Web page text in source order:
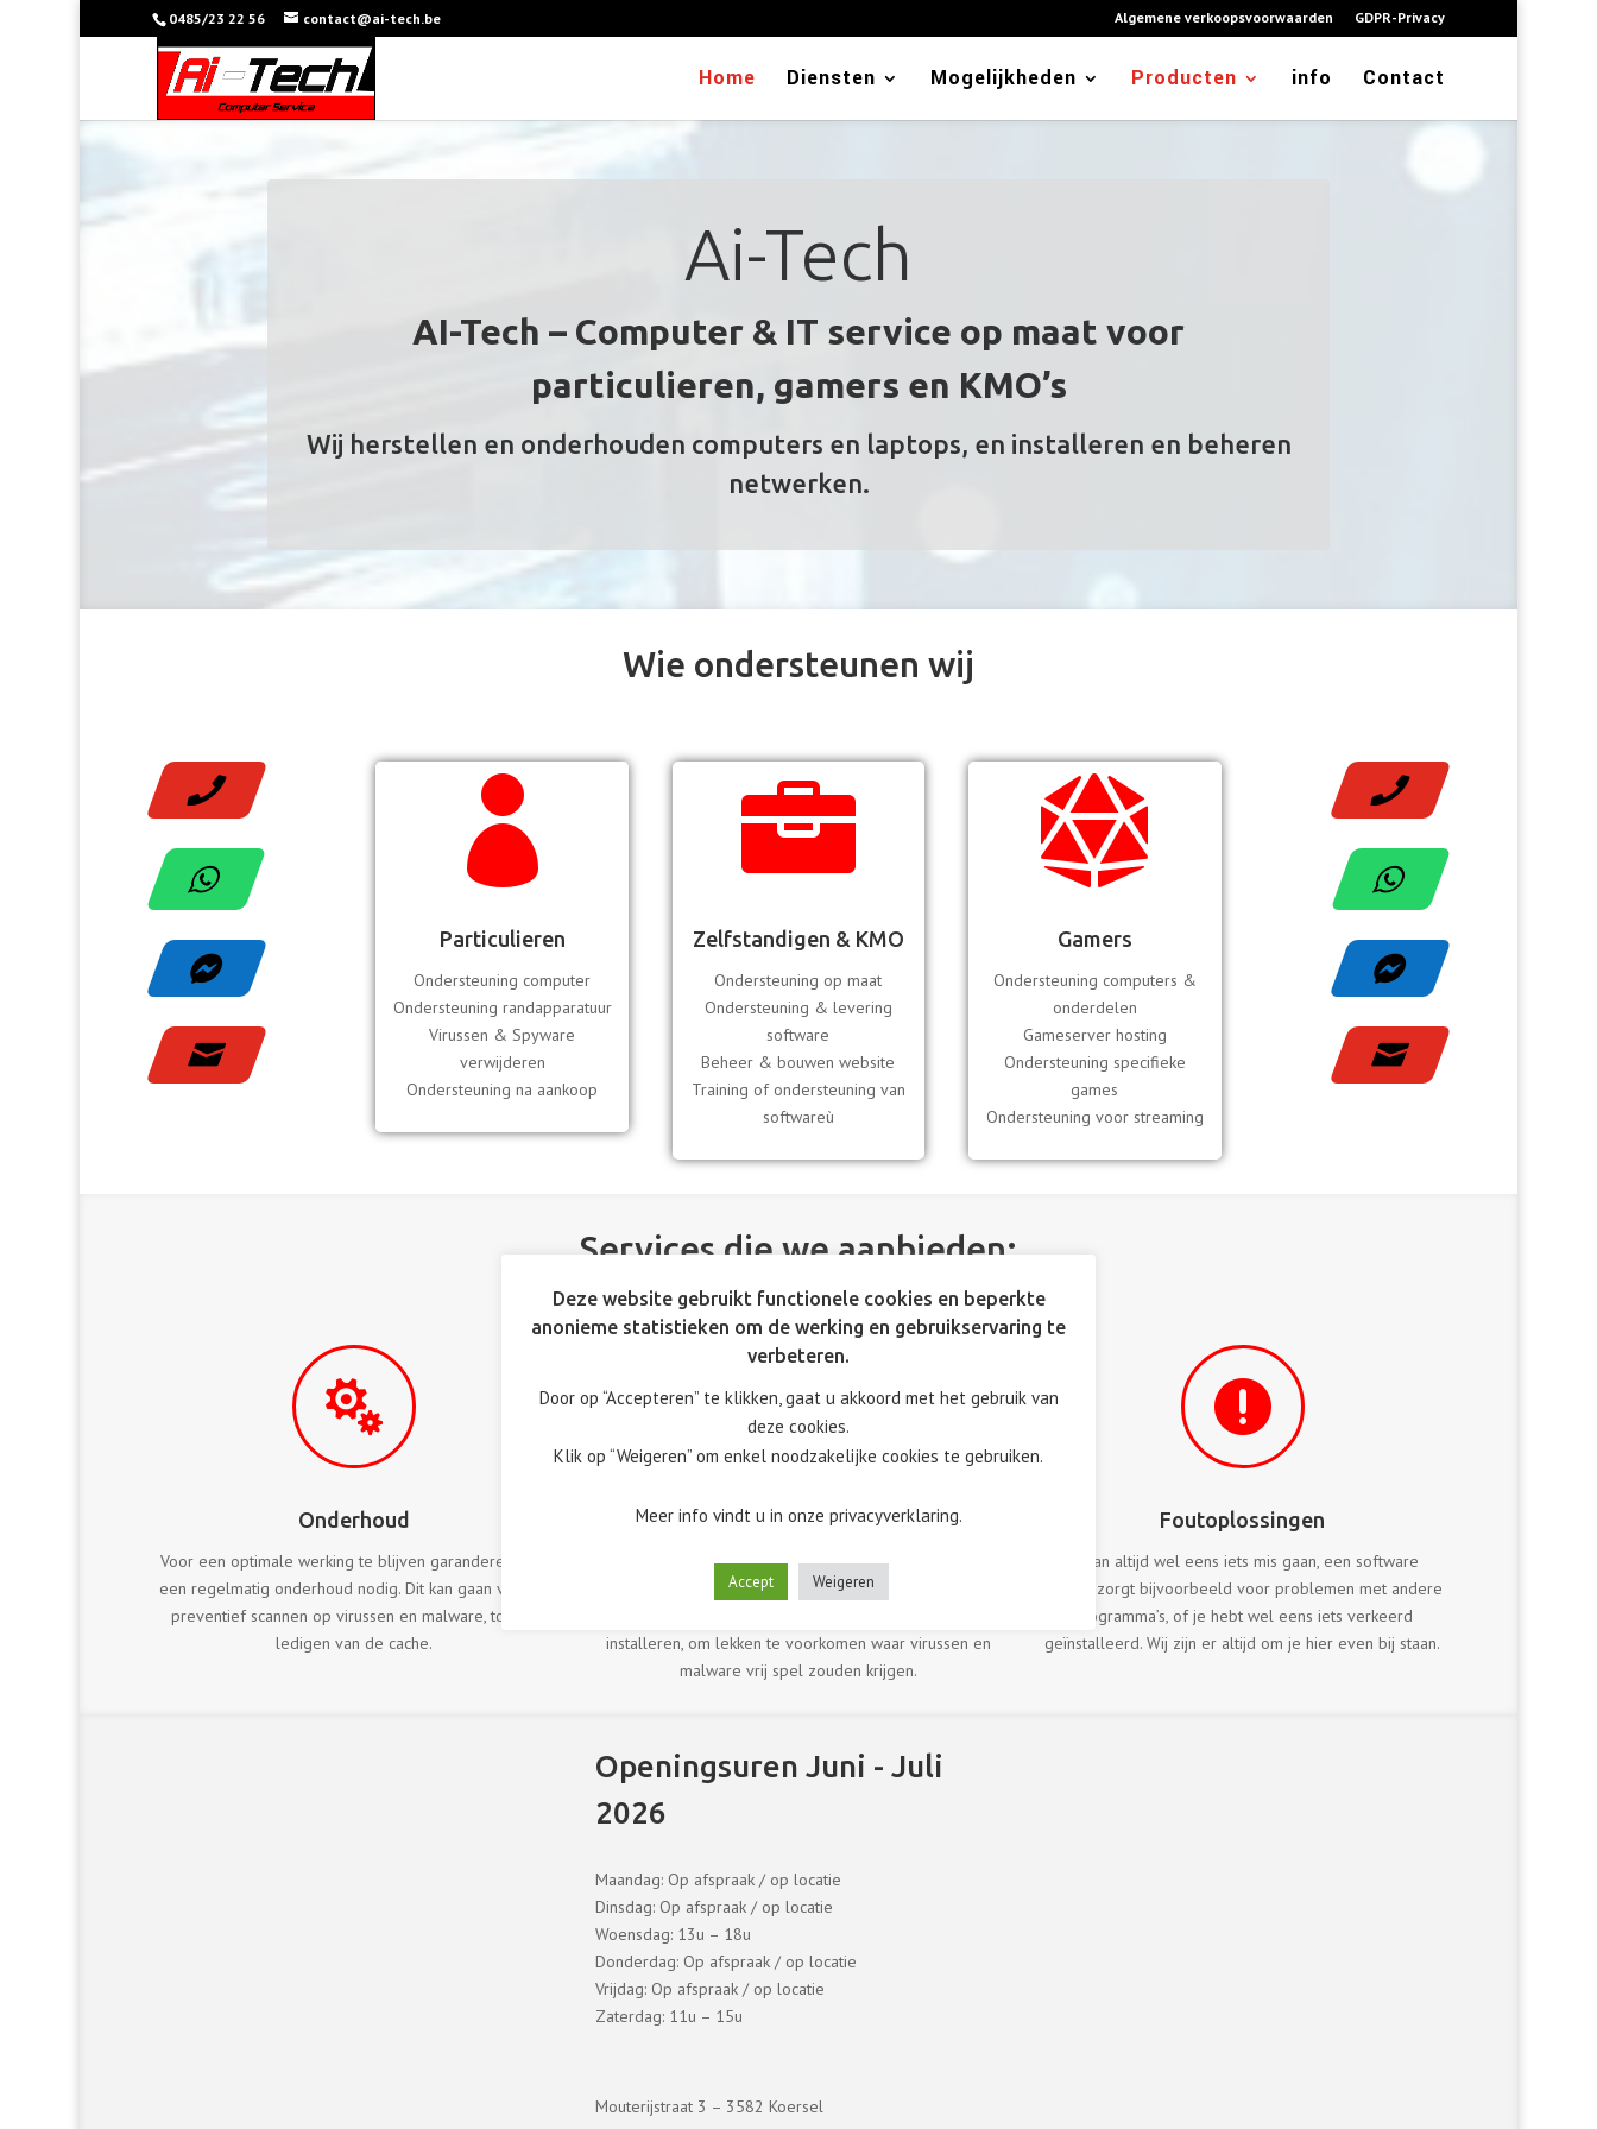
0485/23 22 56 contact@ai-tech.be Algemene verkoopsvoorwaarden GDPR-Privacy
Home Diensten Mogelijkheden Producten info Contact
Ai-Tech
AI-Tech – Computer & IT service op maat voor
particulieren, gamers en KMO’s
Wij herstellen en onderhouden computers en laptops, en installeren en beheren
netwerken.
Wie ondersteunen wij





Particulieren
Ondersteuning computer
Ondersteuning randapparatuur
Virussen & Spyware
verwijderen
Ondersteuning na aankoop

Zelfstandigen & KMO
Ondersteuning op maat
Ondersteuning & levering
software
Beheer & bouwen website
Training of ondersteuning van
softwareù

Gamers
Ondersteuning computers &
onderdelen
Gameserver hosting
Ondersteuning specifieke
games
Ondersteuning voor streaming




Services die we aanbieden:

Onderhoud
Voor een optimale werking te blijven garanderen is er
een regelmatig onderhoud nodig. Dit kan gaan van het
preventief scannen op virussen en malware, tot het
ledigen van de cache.

Updates
Software moet regelmatig geüpdate worden zodat een
optimale werking gegarandeerd kan worden. Ook is het
installeren, om lekken te voorkomen waar virussen en
malware vrij spel zouden krijgen.

Foutoplossingen
Er kan altijd wel eens iets mis gaan, een software
update zorgt bijvoorbeeld voor problemen met andere
programma’s, of je hebt wel eens iets verkeerd
geïnstalleerd. Wij zijn er altijd om je hier even bij staan.
Openingsuren Juni - Juli
2026
Maandag: Op afspraak / op locatie
Dinsdag: Op afspraak / op locatie
Woensdag: 13u – 18u
Donderdag: Op afspraak / op locatie
Vrijdag: Op afspraak / op locatie
Zaterdag: 11u – 15u
Mouterijstraat 3 – 3582 Koersel
Deze website gebruikt functionele cookies en beperkte
anonieme statistieken om de werking en gebruikservaring te
verbeteren.
Door op “Accepteren” te klikken, gaat u akkoord met het gebruik van
deze cookies.
Klik op “Weigeren” om enkel noodzakelijke cookies te gebruiken.
Meer info vindt u in onze privacyverklaring.
Accept Weigeren